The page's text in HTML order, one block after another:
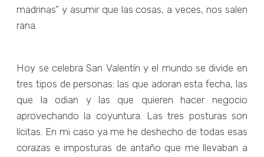
madrinas” y asumir que las cosas, a veces, nos salen
rana.
Hoy se celebra San Valentín y el mundo se divide en
tres tipos de personas: las que adoran esta fecha, las
que la odian y las que quieren hacer negocio
aprovechando la coyuntura. Las tres posturas son
lícitas. En mi caso ya me he deshecho de todas esas
corazas e imposturas de antaño que me llevaban a